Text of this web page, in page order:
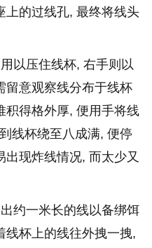
上的过线孔, 最终将线头
以压住线杯, 右手则以
留意观察线分布于线杯
积得格外厚, 便用手将线
线杯绕至八成满, 便停
现炸线情况, 而太少又
约一米长的线以备绑饵
线杯上的线往外拽一拽,